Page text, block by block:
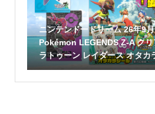
ニンテンドードリーム 26年9
Pokémon LEGENDS Z-A クリ
ラトゥーン レイダース オタカ